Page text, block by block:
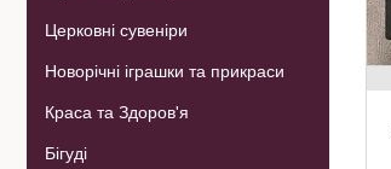
Церковні сувеніри
Новорічні іграшки та прикраси
Краса та Здоров'я
Бігуді